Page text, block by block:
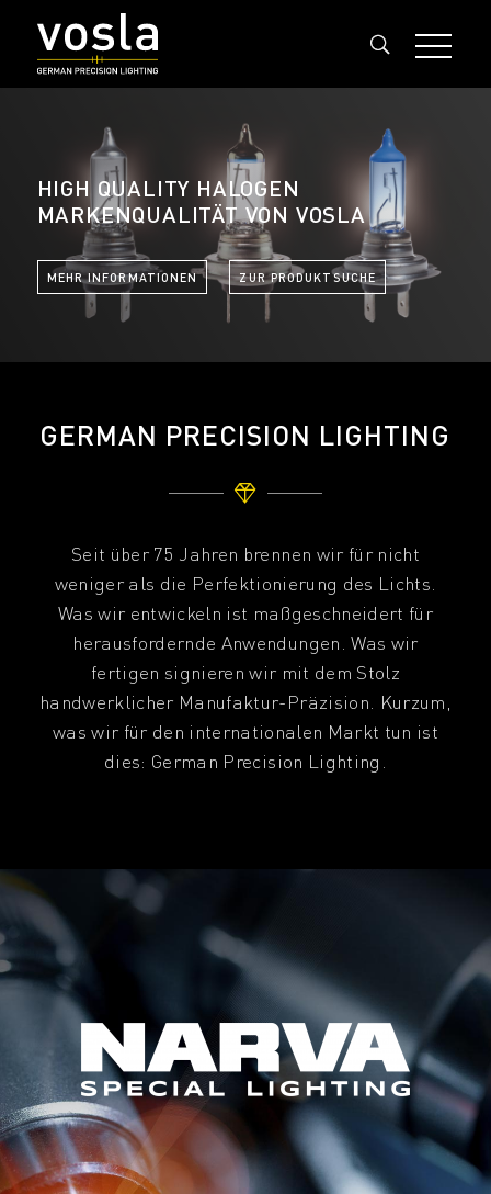
HIGH QUALITY HALOGEN
MARKENQUALITÄT VON VOSLA
MEHR INFORMATIONEN ZUR PRODUKTSUCHE
GERMAN PRECISION LIGHTING
Seit über 75 Jahren brennen wir für nicht
weniger als die Perfektionierung des Lichts.
Was wir entwickeln ist maßgeschneidert für
herausfordernde Anwendungen. Was wir
fertigen signieren wir mit dem Stolz
handwerklicher Manufaktur-Präzision. Kurzum,
was wir für den internationalen Markt tun ist
dies: German Precision Lighting.